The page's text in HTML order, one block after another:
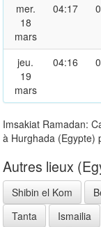
mer.
18
mars
04:17
jeu.
19
mars
04:16
Imsakiat Ramadan:
à Hurghada (Egypte)
Autres lieux
Shibin el Kom
Tanta
Ismailia